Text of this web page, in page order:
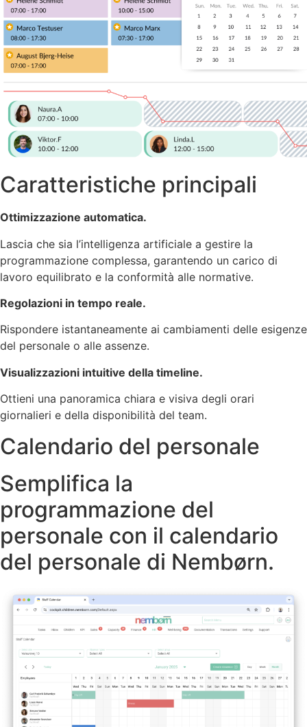
Caratteristiche principali
Ottimizzazione automatica.
Lascia che sia l’intelligenza artificiale a gestire la
programmazione complessa, garantendo un carico di
lavoro equilibrato e la conformità alle normative.
Regolazioni in tempo reale.
Rispondere istantaneamente ai cambiamenti delle esigenze
del personale o alle assenze.
Visualizzazioni intuitive della timeline.
Ottieni una panoramica chiara e visiva degli orari
giornalieri e della disponibilità del team.
Calendario del personale
Semplifica la
programmazione del
personale con il calendario
del personale di Nembørn.